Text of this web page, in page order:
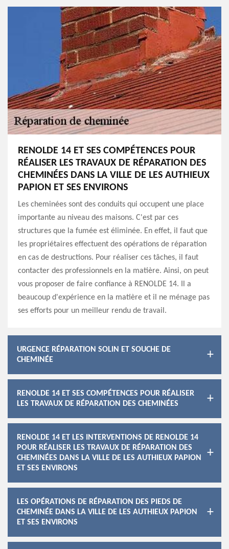
RENOLDE 14 ET SES COMPÉTENCES POUR
RÉALISER LES TRAVAUX DE RÉPARATION DES
CHEMINÉES DANS LA VILLE DE LES AUTHIEUX
PAPION ET SES ENVIRONS
Les cheminées sont des conduits qui occupent une place
importante au niveau des maisons. C'est par ces
structures que la fumée est éliminée. En effet, il faut que
les propriétaires effectuent des opérations de réparation
en cas de destructions. Pour réaliser ces tâches, il faut
contacter des professionnels en la matière. Ainsi, on peut
vous proposer de faire confiance à RENOLDE 14. Il a
beaucoup d'expérience en la matière et il ne ménage pas
ses efforts pour un meilleur rendu de travail.
URGENCE RÉPARATION SOLIN ET SOUCHE DE
CHEMINÉE
RENOLDE 14 ET SES COMPÉTENCES POUR RÉALISER
LES TRAVAUX DE RÉPARATION DES CHEMINÉES
RENOLDE 14 ET LES INTERVENTIONS DE RENOLDE 14
POUR RÉALISER LES TRAVAUX DE RÉPARATION DES
CHEMINÉES DANS LA VILLE DE LES AUTHIEUX PAPION
ET SES ENVIRONS
LES OPÉRATIONS DE RÉPARATION DES PIEDS DE
CHEMINÉE DANS LA VILLE DE LES AUTHIEUX PAPION
ET SES ENVIRONS